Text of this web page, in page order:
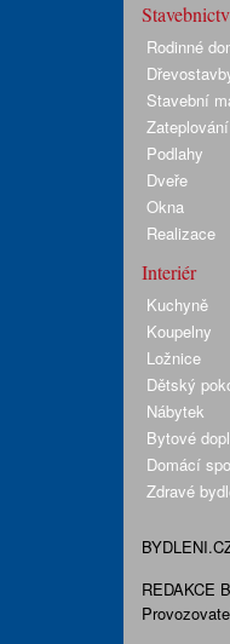
Rodinné
Stavební
Zateplování
Podlahy
Dveře
Okna
Realizace
Interiér
Kuchyně
Koupelny
Ložnice
Dětský
Nábytek
Bytové
Domácí
Zdravé
REDAKCE